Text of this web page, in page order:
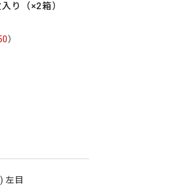
り（×2箱）
）
左目